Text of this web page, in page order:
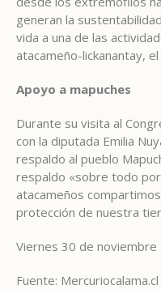
generan la
vida a una de las
atacameño-lickanantay,
Apoyo a mapuches
Durante su visita al
con la diputada Emilia
respaldo al pueblo
respaldo «sobre todo
atacameños
protección de nuestra
Viernes 30 de noviembre
Fuente: Mercuriocalama.cl